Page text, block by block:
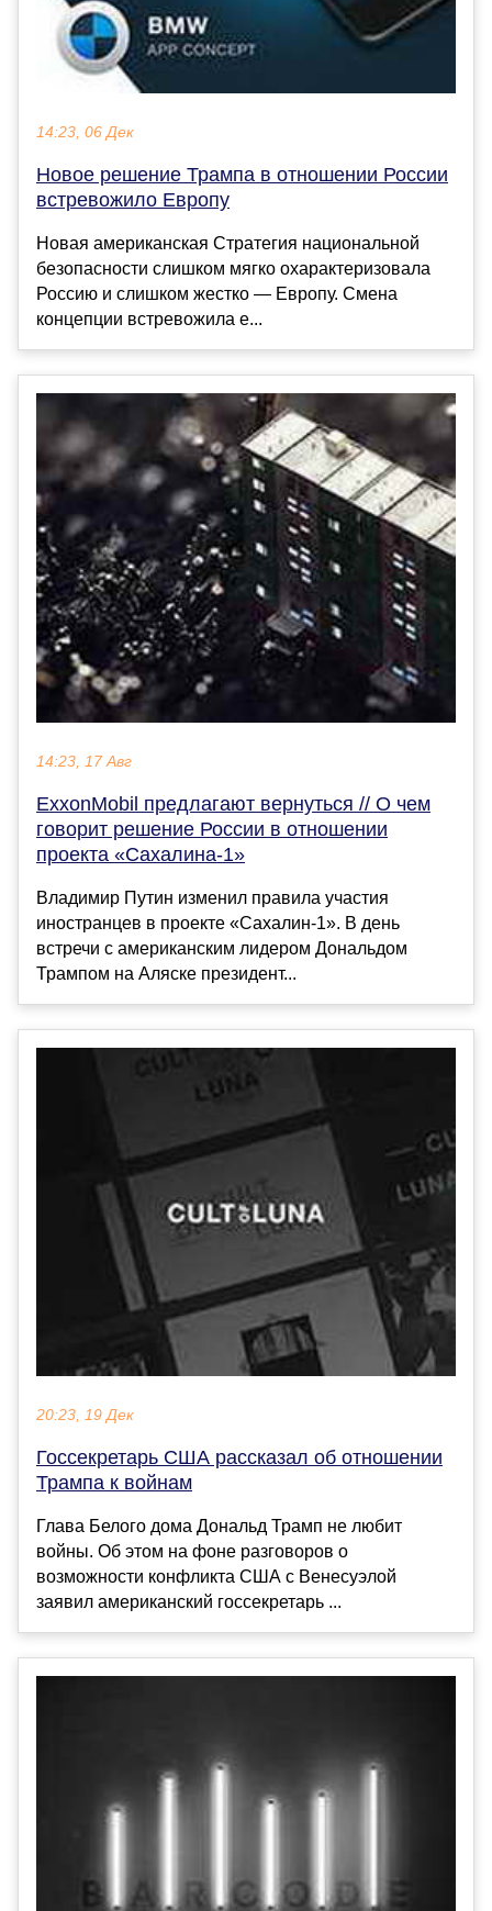
14:23, 06 Дек
Новое решение Трампа в отношении России
встревожило Европу
Новая американская Стратегия национальной
безопасности слишком мягко охарактеризовала
Россию и слишком жестко — Европу. Смена
концепции встревожила е...
14:23, 17 Авг
ExxonMobil предлагают вернуться // О чем
говорит решение России в отношении
проекта «Сахалина-1»
Владимир Путин изменил правила участия
иностранцев в проекте «Сахалин-1». В день
встречи с американским лидером Дональдом
Трампом на Аляске президент...
20:23, 19 Дек
Госсекретарь США рассказал об отношении
Трампа к войнам
Глава Белого дома Дональд Трамп не любит
войны. Об этом на фоне разговоров о
возможности конфликта США с Венесуэлой
заявил американский госсекретарь ...